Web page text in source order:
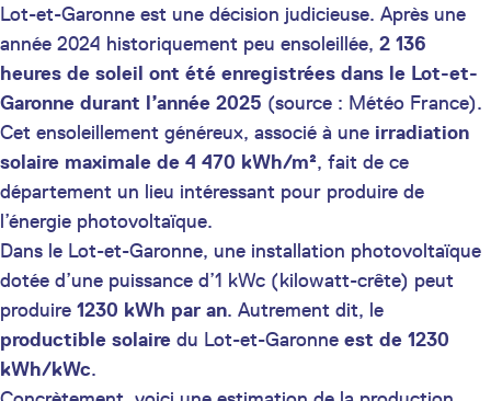
Lot-et-Garonne est une décision judicieuse. Après une
année 2024 historiquement peu ensoleillée, 2 136
heures de soleil ont été enregistrées dans le Lot-et-
Garonne durant l’année 2025 (source : Météo France).
Cet ensoleillement généreux, associé à une irradiation
solaire maximale de 4 470 kWh/m², fait de ce
département un lieu intéressant pour produire de
l’énergie photovoltaïque.
Dans le Lot-et-Garonne, une installation photovoltaïque
dotée d’une puissance d’1 kWc (kilowatt-crête) peut
produire 1230 kWh par an. Autrement dit, le
productible solaire du Lot-et-Garonne est de 1230
kWh/kWc.